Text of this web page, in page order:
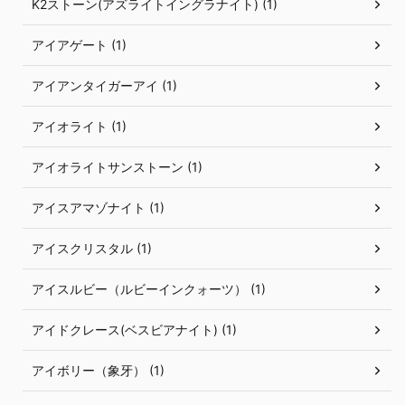
K2ストーン(アズライトイングラナイト) (1)
アイアゲート (1)
アイアンタイガーアイ (1)
アイオライト (1)
アイオライトサンストーン (1)
アイスアマゾナイト (1)
アイスクリスタル (1)
アイスルビー（ルビーインクォーツ） (1)
アイドクレース(ベスビアナイト) (1)
アイボリー（象牙） (1)